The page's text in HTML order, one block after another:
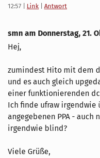
12:57 Link Antwort
smn am Donnerstag, 21.
Hej,
zumindest Hito mit dem
und es auch gleich
einer funktionierenden
Ich finde ufraw
angegebenen PPA - auch
irgendwie blind?
Viele Grüße,